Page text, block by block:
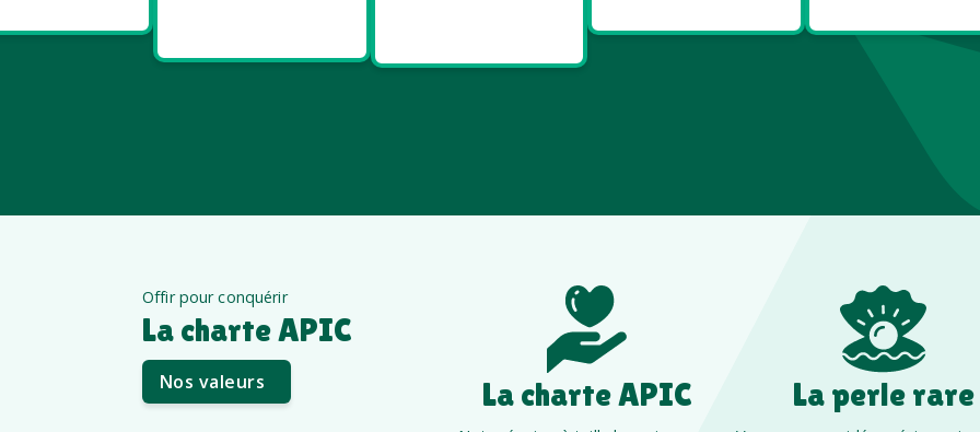
Offir pour conquérir
La charte APIC
Nos valeurs La charte APIC La perle rare